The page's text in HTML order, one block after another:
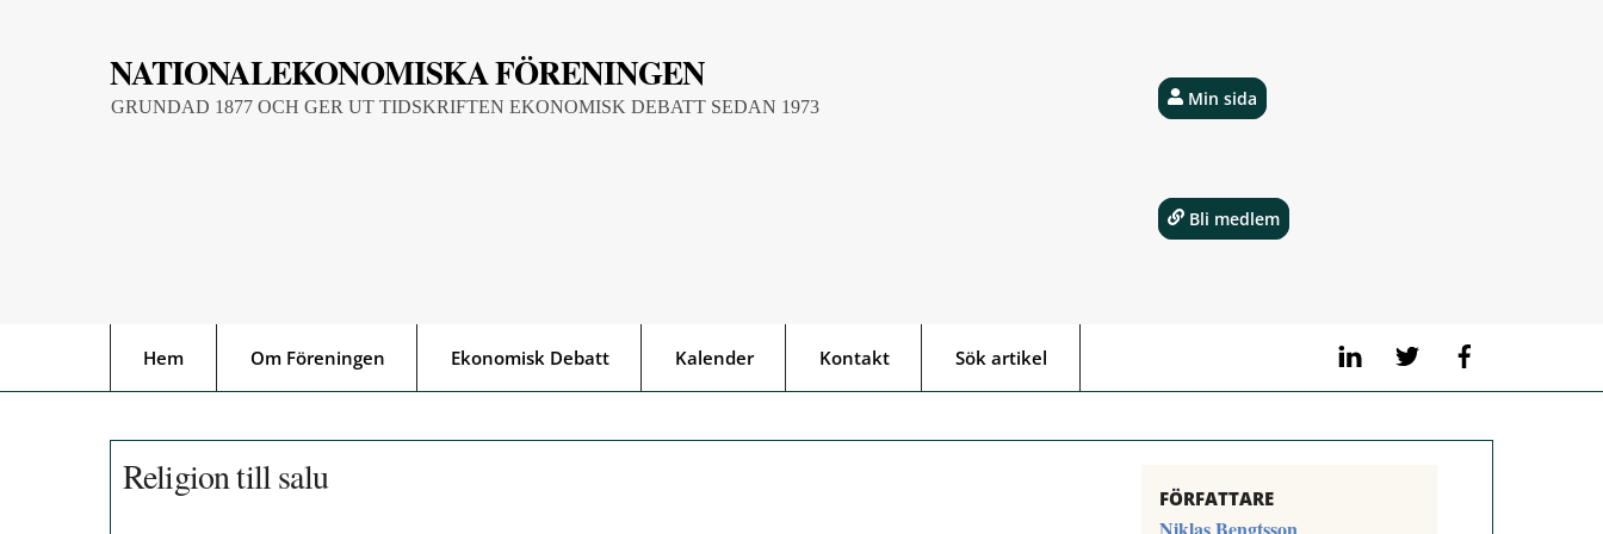
NATIONALEKONOMISKA FÖRENINGEN
GRUNDAD 1877 OCH GER UT TIDSKRIFTEN EKONOMISK DEBATT SEDAN 1973
LinkedIn Twitter
Hem Om Föreningen Ekonomisk Debatt Kalender Kontakt Sök artikel
Min sida
Bli medlem
Religion till salu FÖRFATTARE